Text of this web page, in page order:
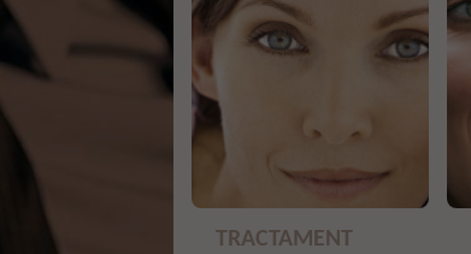
TRACTAMENT